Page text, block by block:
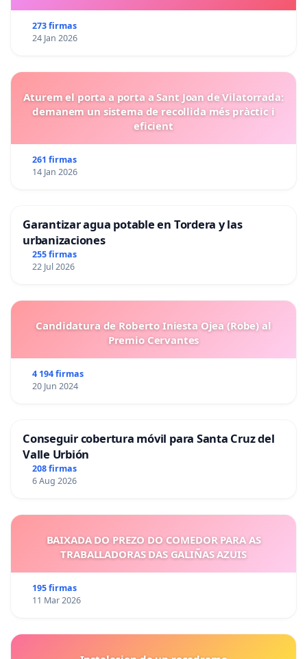
273 firmas
24 Jan 2026
Aturem el porta a porta a Sant Joan de Vilatorrada:
demanem un sistema de recollida més pràctic i
eficient
261 firmas
14 Jan 2026
Garantizar agua potable en Tordera y las
urbanizaciones
255 firmas
22 Jul 2026
Candidatura de Roberto Iniesta Ojea (Robe) al
Premio Cervantes
4 194 firmas
20 Jun 2024
Conseguir cobertura móvil para Santa Cruz del
Valle Urbión
208 firmas
6 Aug 2026
BAIXADA DO PREZO DO COMEDOR PARA AS
TRABALLADORAS DAS GALIÑAS AZUIS
195 firmas
11 Mar 2026